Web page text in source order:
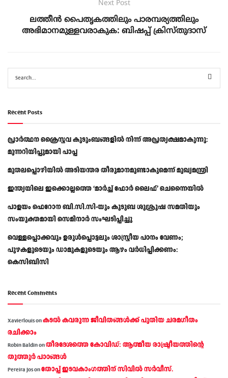
Next Post
ലത്തീൻ പൈതൃകത്തിലും പാരമ്പര്യത്തിലും
അഭിമാനമുള്ളവരാകുക: ബിഷപ്പ് ക്രിസ്തുദാസ്
Recent Posts
പ്രാര്‍ത്ഥന ക്രൈസ്തവ കുടുംബങ്ങളില്‍ നിന്ന് അപ്രത്യക്ഷമാകുന്നു:
മുന്നറിയിപ്പുമായി പാപ്പ
മുതലപ്പൊഴിയിൽ അടിയന്തര തീരുമാനമുണ്ടാകുമെന്ന് മുഖ്യമന്ത്രി
ഇന്ത്യയിലെ ഇക്കൊല്ലത്തെ ‘മാർച്ച് ഫോർ ലൈഫ്’ ചെന്നൈയിൽ
പാളയം ഫെറോന ബി.സി.സി-യും കുടുബ ശുശ്രൂഷ സമതിയും
സംയുക്തമായി സെമിനാർ സംഘടിപ്പിച്ചു
വെള്ളപ്പൊക്കവും ഉരുള്‍പ്പൊട്ടലും ശാസ്ത്രീയ പഠനം വേണം;
പുഴകളുടെയും ഡാമുകളുടെയും ആഴം വര്‍ധിപ്പിക്കണം:
കെസിബിസി
Recent Comments
Xavierlouisonകടല്‍ കവരുന്ന ജീവിതങ്ങള്‍ക്ക് പുതിയ ചരമഗീതം
രചിക്കാം
Robin Baldinonതീരദേശത്തെ കോവിഡ്: ആത്മീയ രാഷ്ട്രീയത്തിന്റെ
തൂത്തൂര്‍ പാഠങ്ങൾ
Pereira Josonതോപ്പ് ഇടവകാംഗത്തിന് സിവിൽ സർവീസ്.